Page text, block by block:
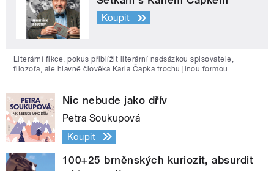
Koupit
Literární fikce, pokus přiblížit literární nadsázkou spisovatele,
filozofa, ale hlavně člověka Karla Čapka trochu jinou formou.
Nic nebude jako dřív
Petra Soukupová
Koupit
100+25 brněnských kuriozit, absurdit